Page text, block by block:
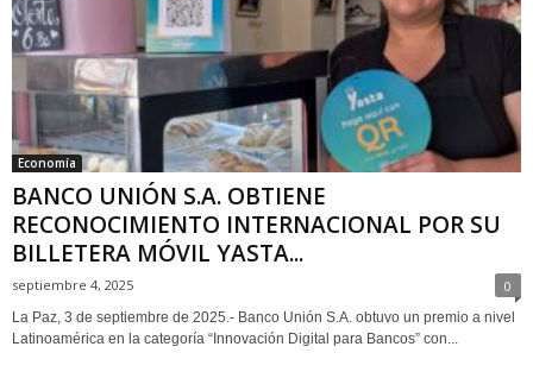
Economía
BANCO UNIÓN S.A. OBTIENE
RECONOCIMIENTO INTERNACIONAL POR SU
BILLETERA MÓVIL YASTA...
septiembre 4, 2025 0
La Paz, 3 de septiembre de 2025.- Banco Unión S.A. obtuvo un premio a nivel
Latinoamérica en la categoría “Innovación Digital para Bancos” con...